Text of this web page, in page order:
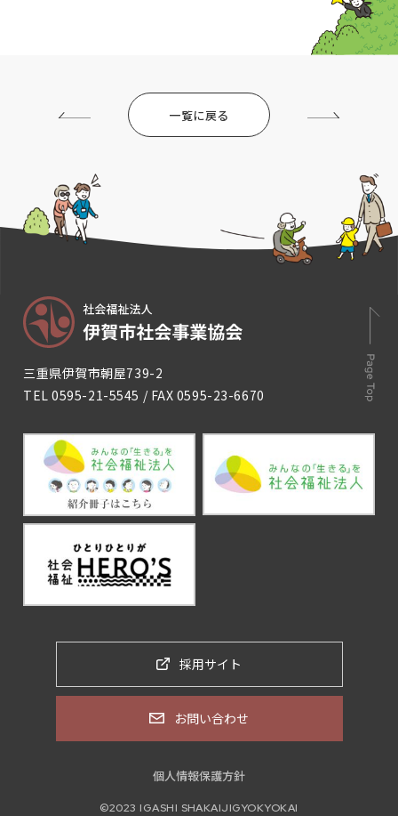
一覧に戻る
三重県伊賀市朝屋739-2
TEL0595-21-5545 / FAX 0595-23-6670
採用サイト
お問い合わせ
個人情報保護方針
©2023 IGASHI SHAKAIJIGYOKYOKAI